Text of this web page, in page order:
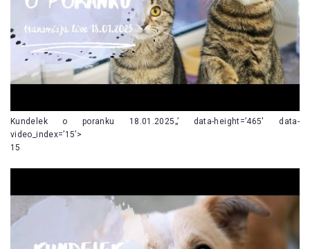
Kundelek o poranku 18.01.2025„’ data-height=’465′ data-
video_index=’15’>
15